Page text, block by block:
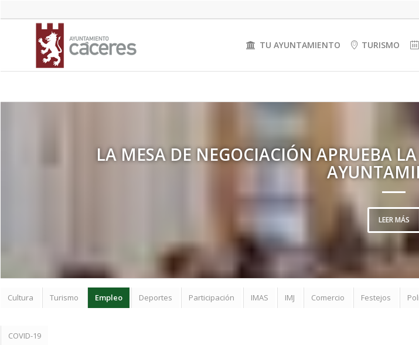
TU AYUNTAMIENTO TURISMO
LA MESA DE NEGOCIACIÓN APRUEBA
LEER MÁS
EL ALCALDE RAFA MATEOS MUESTRA SU
LA EMPRESA UNA
LEER MÁS
Cultura Turismo Empleo Deportes Participación IMAS IMJ Comercio Festejos
COVID-19